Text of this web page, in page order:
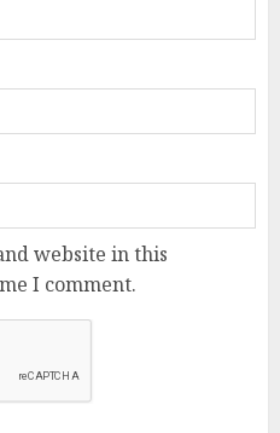
website in this
I comment.